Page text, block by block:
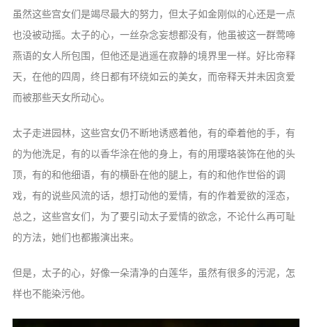
虽然这些宫女们是竭尽最大的努力，但太子如金刚似的心还是一点
也没被动摇。太子的心，一丝杂念妄想都没有，他虽被这一群莺啼
燕语的女人所包围，但他还是逍遥在寂静的境界里一样。好比帝释
天，在他的四周，终日都有环绕如云的美女，而帝释天并未因贪爱
而被那些天女所动心。
太子走进园林，这些宫女仍不断地诱惑着他，有的牵着他的手，有
的为他洗足，有的以香华涂在他的身上，有的用璎珞装饰在他的头
顶，有的和他细语，有的横卧在他的腿上，有的和他作世俗的调
戏，有的说些风流的话，想打动他的爱情，有的作着爱欲的淫态，
总之，这些宫女们，为了要引动太子爱情的欲念，不论什么再可耻
的方法，她们也都搬演出来。
但是，太子的心，好像一朵清净的白莲华，虽然有很多的污泥，怎
样也不能染污他。